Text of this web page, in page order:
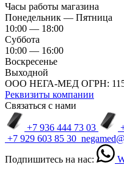
Часы работы магазина
Понедельник — Пятница
10:00 — 18:00
Суббота
10:00 — 16:00
Воскресенье
Выходной
ООО НЕГА-МЕД ОГРН:
Реквизиты компании
Связаться с нами
+7 936 444 73 03
+7 929 603 85 30
Подпишитесь на нас: